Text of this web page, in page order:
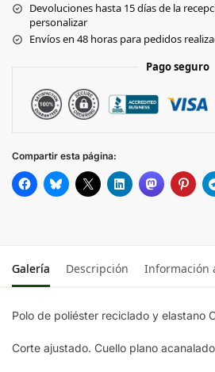
NAVY
DARK
DARK
GREEN
Devoluciones hasta 15 días de la
personalizar
Envíos en 48 horas para pedidos
Pago seguro
Compartir esta página:
Galería Descripción Información
Polo de poliéster reciclado y elastano
Corte ajustado. Cuello plano